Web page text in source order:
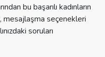
bu başarılı kadınların
mesajlaşma seçenekleri
soruları